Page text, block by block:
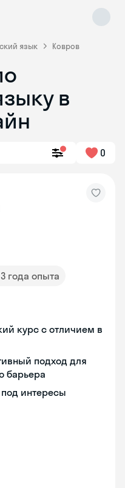
язык Ковров
в
0
3 года опыта
курс с отличием в
подход для
барьера
интересы